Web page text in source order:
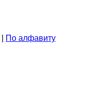
По алфавиту